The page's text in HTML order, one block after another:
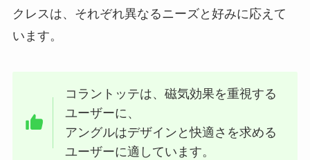
クレスは、それぞれ異なるニーズと好みに応えて
います。
コラントッテは、磁気効果を重視する
ユーザーに、
アングルはデザインと快適さを求める
ユーザーに適しています。